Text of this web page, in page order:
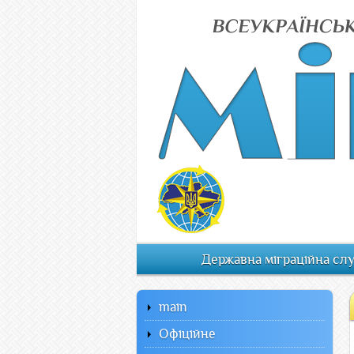
Державна міграційна
main
Офiцiйне